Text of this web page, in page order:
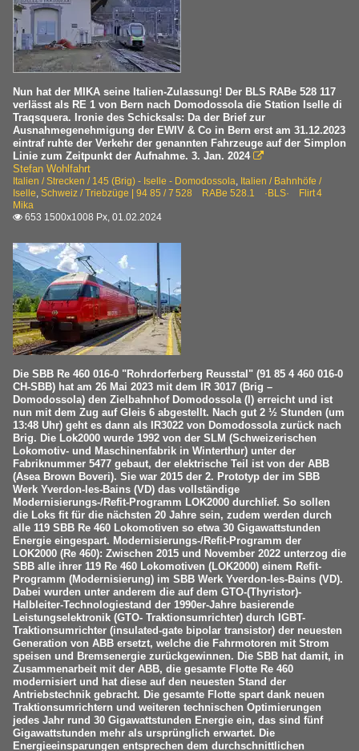
Nun hat der MIKA seine Italien-Zulassung! Der BLS RABe 528 117
verlässt als RE 1 von Bern nach Domodossola die Station Iselle di
Traqsquera. Ironie des Schicksals: Da der Brief zur
Ausnahmegenehmigung der EWIV & Co in Bern erst am 31.12.2023
eintraf ruhte der Verkehr der genannten Fahrzeuge auf der Simplon
Linie zum Zeitpunkt der Aufnahme. 3. Jan. 2024 
Stefan Wohlfahrt
Italien / Strecken / 145 (Brig) - Iselle - Domodossola, Italien / Bahnhöfe /
Iselle, Schweiz / Triebzüge | 94 85 / 7 528 RABe 528.1 ·BLS· Flirt 4
Mika
 653 1500x1008 Px, 01.02.2024
Die SBB Re 460 016-0 "Rohrdorferberg Reusstal" (91 85 4 460 016-0
CH-SBB) hat am 26 Mai 2023 mit dem IR 3017 (Brig –
Domodossola) den Zielbahnhof Domodossola (I) erreicht und ist
nun mit dem Zug auf Gleis 6 abgestellt. Nach gut 2 ½ Stunden (um
13:48 Uhr) geht es dann als IR3022 von Domodossola zurück nach
Brig. Die Lok2000 wurde 1992 von der SLM (Schweizerischen
Lokomotiv- und Maschinenfabrik in Winterthur) unter der
Fabriknummer 5477 gebaut, der elektrische Teil ist von der ABB
(Asea Brown Boveri). Sie war 2015 der 2. Prototyp der im SBB
Werk Yverdon-les-Bains (VD) das vollständige
Modernisierungs-/Refit-Programm LOK2000 durchlief. So sollen
die Loks fit für die nächsten 20 Jahre sein, zudem werden durch
alle 119 SBB Re 460 Lokomotiven so etwa 30 Gigawattstunden
Energie eingespart. Modernisierungs-/Refit-Programm der
LOK2000 (Re 460): Zwischen 2015 und November 2022 unterzog die
SBB alle ihrer 119 Re 460 Lokomotiven (LOK2000) einem Refit-
Programm (Modernisierung) im SBB Werk Yverdon-les-Bains (VD).
Dabei wurden unter anderem die auf dem GTO-(Thyristor)-
Halbleiter-Technologiestand der 1990er-Jahre basierende
Leistungselektronik (GTO- Traktionsumrichter) durch IGBT-
Traktionsumrichter (insulated-gate bipolar transistor) der neuesten
Generation von ABB ersetzt, welche die Fahrmotoren mit Strom
speisen und Bremsenergie zurückgewinnen. Die SBB hat damit, in
Zusammenarbeit mit der ABB, die gesamte Flotte Re 460
modernisiert und hat diese auf den neuesten Stand der
Antriebstechnik gebracht. Die gesamte Flotte spart dank neuen
Traktionsumrichtern und weiteren technischen Optimierungen
jedes Jahr rund 30 Gigawattstunden Energie ein, das sind fünf
Gigawattstunden mehr als ursprünglich erwartet. Die
Energieeinsparungen entsprechen dem durchschnittlichen